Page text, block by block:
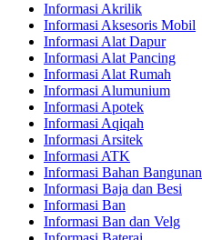
Informasi Akrilik
Informasi Aksesoris Mobil
Informasi Alat Dapur
Informasi Alat Pancing
Informasi Alat Rumah
Informasi Alumunium
Informasi Apotek
Informasi Aqiqah
Informasi Arsitek
Informasi ATK
Informasi Bahan Bangunan
Informasi Baja dan Besi
Informasi Ban
Informasi Ban dan Velg